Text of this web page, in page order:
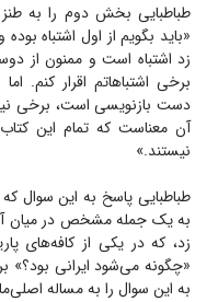
طباطبایی بخش دوم را به
«باید بگویم از اول اشتباه
زد اشتباه است و ممنون از
برخی اشتباهاتم اقرار کنم.
دست بازنویسی است، برخی نیز
آن معناست که تمام این
نیستند.»
طباطبایی پاسخ به این سوال
به یک جمله مشخص در میان
‌زد، که در یکی از کافه‌های
«چگونه می‌شود ایرانی بود؟»
به این سوال را به مساله